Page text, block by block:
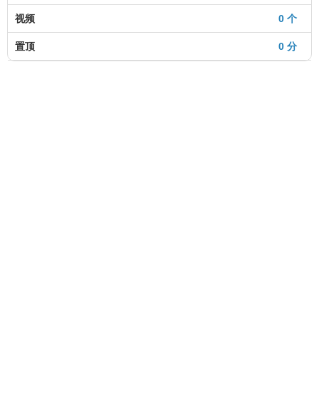
0 个
视频
0 分
置顶